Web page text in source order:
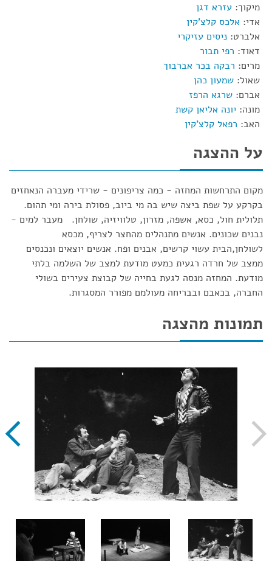
מיקוך: עזרא דגן
אדי: אלכס קלצ'קין
אלברט: ניסים עזיקרי
דאוד: רפי תבור
מרים: רבקה בכר אברבוך
שאול: שמעון כהן
אברם: שרגא הרפז
מונה: יונה אליאן קשת
האב: רפאל קלצ'קין
על ההצגה
מקום התרחשות המחזה - כמה צריפונים - שרידי מעברה הנאחזים
בקרקע על שפת ביצה שיש בה מי ביוב, פסולת בירה ומי תהום.
תלולית חול, כסא, אשפה, מזרון, טלוויזיה, שולחן. מעבר למים -
נבנים שכונים. אנשים מתנהלים מהחצר לצריף, מכסא
לשולחן,הבית עשוי קרשים, אבנים ופח. אנשים יוצאים ונכנסים
ממצב של חרדה רגעית כמעט מודעת למצב של השלמה בלתי
מודעת. המחזה מנסה לגעת בחייה של קבוצת צעירים בשולי
החברה, בכאבם ובבריחה מעולמם מפורר המסגרות.
תמונות מהצגה